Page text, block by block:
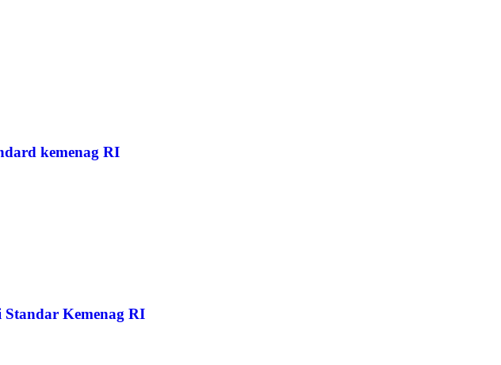
kemenag RI
Kemenag RI